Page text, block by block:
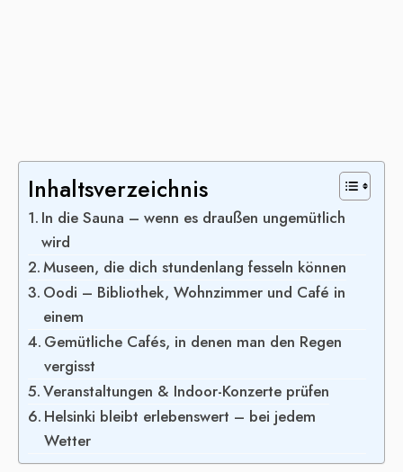
Inhaltsverzeichnis
In die Sauna – wenn es draußen ungemütlich
wird
Museen, die dich stundenlang fesseln können
Oodi – Bibliothek, Wohnzimmer und Café in
einem
Gemütliche Cafés, in denen man den Regen
vergisst
Veranstaltungen & Indoor-Konzerte prüfen
Helsinki bleibt erlebenswert – bei jedem
Wetter